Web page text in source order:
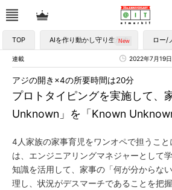
TOP AIを作り動かし守り生かす ロー/
連載 2022年7月19
プロトタイピングを実施して、
Unknown」を「Known
アジの開き×4の所要時間は20分
4人家族の家事育児をワンオペで担うこ
は、エンジニアリングマネジャーとして
知識を活用して、家事の「何が分からな
理し、状況がデスマーチであることを把握